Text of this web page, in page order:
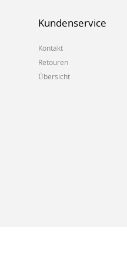
Kundenservice
Kontakt
Retouren
Übersicht